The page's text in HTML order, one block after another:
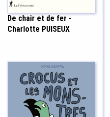
De chair et de fer -
Charlotte PUISEUX